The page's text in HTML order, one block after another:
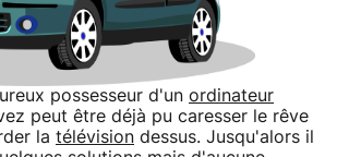
possesseur d'un ordinateur
peut être déjà pu caresser le rêve
la télévision dessus. Jusqu'alors il